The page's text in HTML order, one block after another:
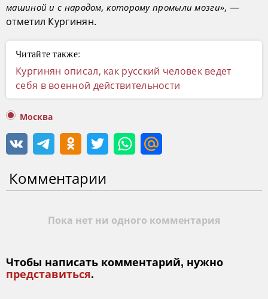
машиной и с народом, которому промыли мозги», —
отметил Кургинян.
Читайте также:
Кургинян описал, как русский человек ведет
себя в военной действительности
Москва
Комментарии
Пока нет ни одного комментария
Чтобы написать комментарий, нужно
представиться.